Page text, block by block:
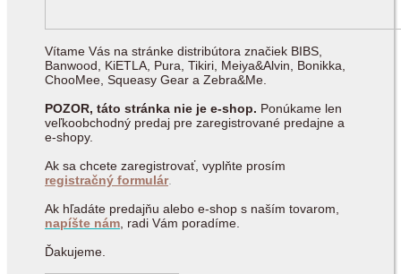
Vítame Vás na stránke distribútora značiek BIBS,
Banwood, KiETLA, Pura, Tikiri, Meiya&Alvin, Bonikka,
ChooMee, Squeasy Gear a Zebra&Me.
POZOR, táto stránka nie je e-shop. Ponúkame len
veľkoobchodný predaj pre zaregistrované predajne a
e-shopy.
Ak sa chcete zaregistrovať, vyplňte prosím
registračný formulár.
Ak hľadáte predajňu alebo e-shop s naším tovarom,
napíšte nám , radi Vám poradíme.
Ďakujeme.